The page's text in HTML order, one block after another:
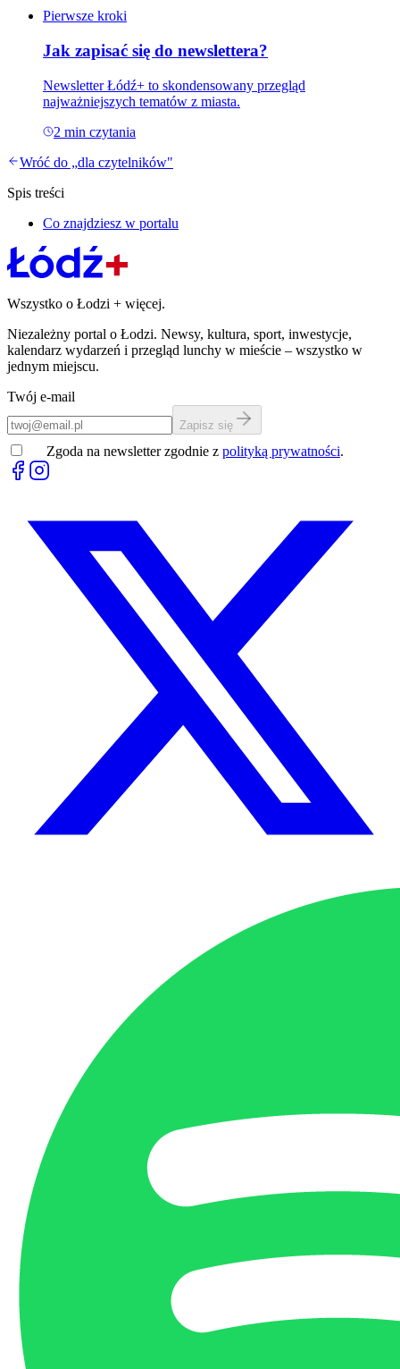
Pierwsze kroki
Jak zapisać się do newslettera?
Newsletter Łódź+ to skondensowany przegląd
najważniejszych tematów z miasta.
2 min czytania
Wróć do „dla czytelników"
Spis treści
Co znajdziesz w portalu
Wszystko o Łodzi + więcej.
Niezależny portal o Łodzi. Newsy, kultura, sport, inwestycje,
kalendarz wydarzeń i przegląd lunchy w mieście – wszystko w
jednym miejscu.
Twój e-mail
Zapisz się
Zgoda na newsletter zgodnie z polityką prywatności.